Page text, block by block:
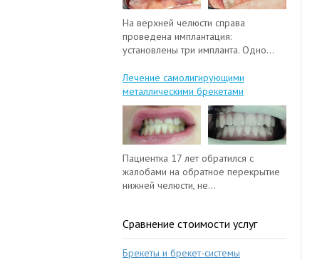
На верхней челюсти справа
проведена имплантация:
установлены три импланта. Одно...
Лечение самолигирующими
металлическими брекетами
Пациентка 17 лет обратился с
жалобами на обратное перекрытие
нижней челюсти, не...
Сравнение стоимости услуг
Брекеты и брекет-системы